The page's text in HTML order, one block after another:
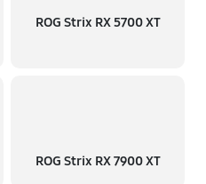
ROG Strix RX 5700 XT
ROG Strix RX 7900 XT